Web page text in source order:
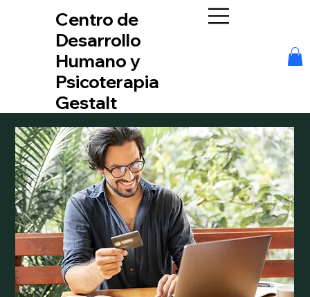
Centro de
Desarrollo
Humano y
Psicoterapia
Gestalt